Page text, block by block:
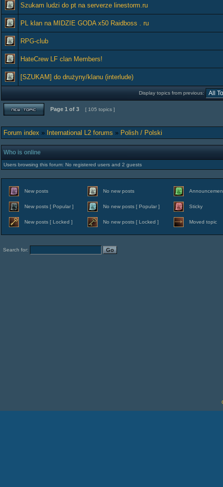
Szukam ludzi do pt na serverze linestorm.ru
PL klan na MIDZIE GODA x50 Raidboss . ru
RPG-club
HateCrew LF clan Members!
[SZUKAM] do drużyny/klanu (interlude)
Display topics from previous:
Page 1 of 3 [ 105 topics ]
Forum index » International L2 forums » Polish / Polski
Who is online
Users browsing this forum: No registered users and 2 guests
New posts No new posts
New posts [ Popular ] No new posts [ Popular ] Sticky
New posts [ Locked ] No new posts [ Locked ] Moved topic
Search for: